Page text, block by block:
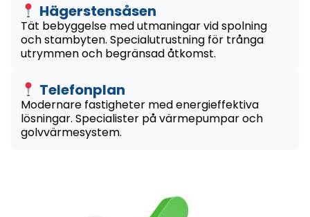
Hägerstensåsen
Tät bebyggelse med utmaningar vid spolning
och stambyten. Specialutrustning för trånga
utrymmen och begränsad åtkomst.
Telefonplan
Modernare fastigheter med energieffektiva
lösningar. Specialister på värmepumpar och
golvvärmesystem.